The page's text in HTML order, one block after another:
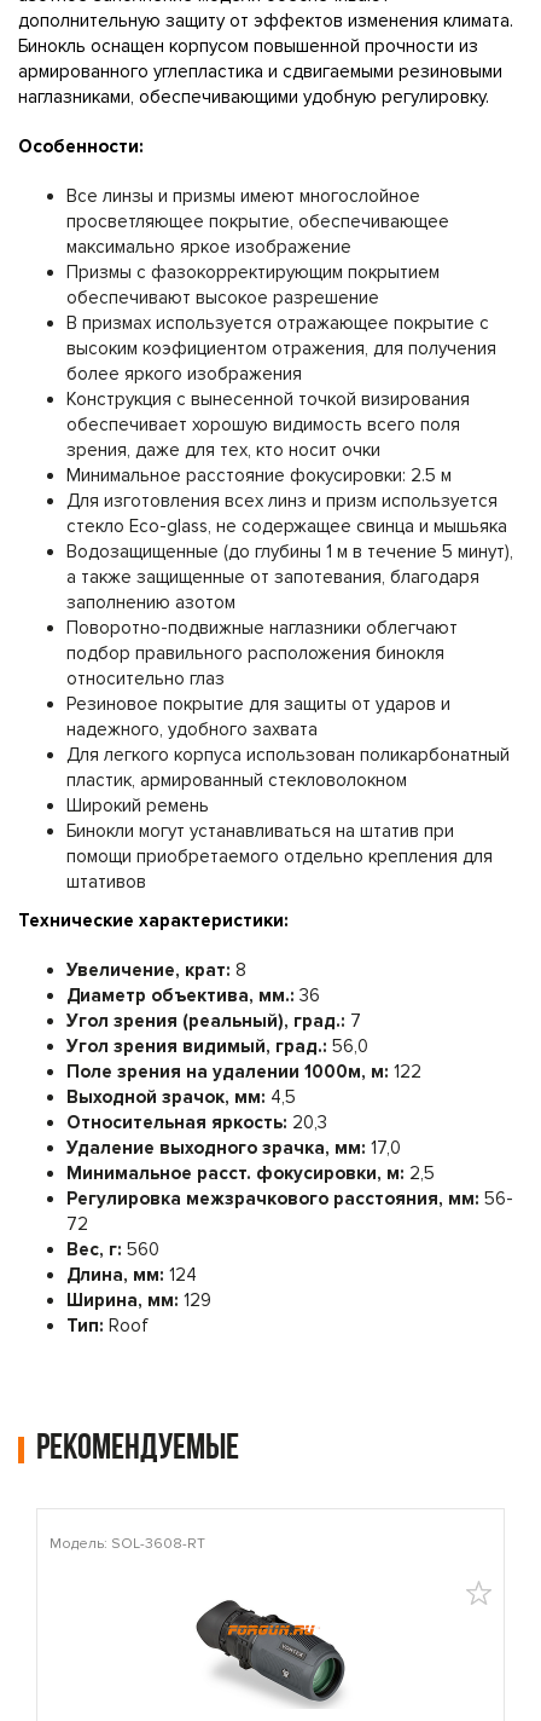
дополнительную защиту от эффектов изменения климата.
Бинокль оснащен корпусом повышенной прочности из
армированного углепластика и сдвигаемыми резиновыми
наглазниками, обеспечивающими удобную регулировку.
Особенности:
Все линзы и призмы имеют многослойное
просветляющее покрытие, обеспечивающее
максимально яркое изображение
Призмы с фазокорректирующим покрытием
обеспечивают высокое разрешение
В призмах используется отражающее покрытие с
высоким коэфициентом отражения, для получения
более яркого изображения
Конструкция с вынесенной точкой визирования
обеспечивает хорошую видимость всего поля
зрения, даже для тех, кто носит очки
Минимальное расстояние фокусировки: 2.5 м
Для изготовления всех линз и призм используется
стекло Eco-glass, не содержащее свинца и мышьяка
Водозащищенные (до глубины 1 м в течение 5 минут),
а также защищенные от запотевания, благодаря
заполнению азотом
Поворотно-подвижные наглазники облегчают
подбор правильного расположения бинокля
относительно глаз
Резиновое покрытие для защиты от ударов и
надежного, удобного захвата
Для легкого корпуса использован поликарбонатный
пластик, армированный стекловолокном
Широкий ремень
Бинокли могут устанавливаться на штатив при
помощи приобретаемого отдельно крепления для
штативов
Технические характеристики:
Увеличение, крат: 8
Диаметр объектива, мм.: 36
Угол зрения (реальный), град.: 7
Угол зрения видимый, град.: 56,0
Поле зрения на удалении 1000м, м: 122
Выходной зрачок, мм: 4,5
Относительная яркость: 20,3
Удаление выходного зрачка, мм: 17,0
Минимальное расст. фокусировки, м: 2,5
Регулировка межзрачкового расстояния, мм: 56-
72
Вес, г: 560
Длина, мм: 124
Ширина, мм: 129
Тип: Roof
Рекомендуемые
Модель: SOL-3608-RT